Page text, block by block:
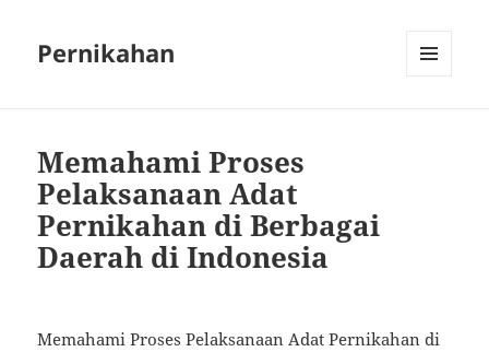
Pernikahan
Memahami Proses
Pelaksanaan Adat
Pernikahan di Berbagai
Daerah di Indonesia
Memahami Proses Pelaksanaan Adat Pernikahan di